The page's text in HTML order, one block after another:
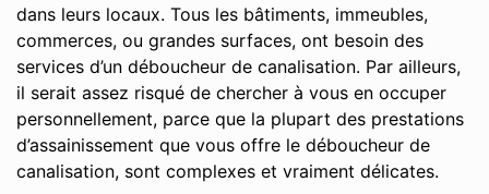
dans leurs locaux. Tous les bâtiments, immeubles,
commerces, ou grandes surfaces, ont besoin des
services d’un déboucheur de canalisation. Par ailleurs,
il serait assez risqué de chercher à vous en occuper
personnellement, parce que la plupart des prestations
d’assainissement que vous offre le déboucheur de
canalisation, sont complexes et vraiment délicates.